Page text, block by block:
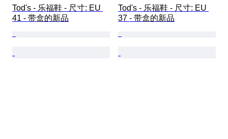
Tod's - 乐福鞋 - 尺寸: EU
41 - 带盒的新品
Tod's - 乐福鞋 - 尺寸: EU
37 - 带盒的新品